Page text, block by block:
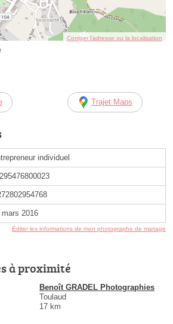
Corriger l’adresse ou la localisation
Trajet Maps
individuel
mars 2016
Éditer les informations de mon photographe de mariage
à proximité
Benoît GRADEL Photographies
Toulaud
17 km